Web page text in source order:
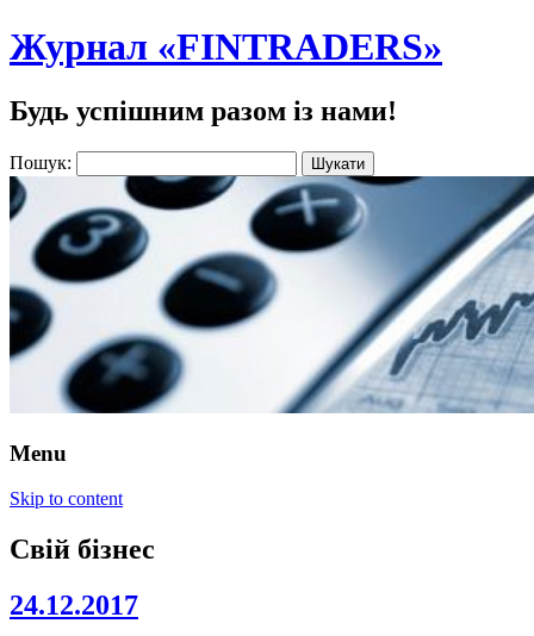
Журнал «FINTRADERS»
Будь успішним разом із нами!
Пошук:
Menu
Skip to content
Свій бізнес
24.12.2017